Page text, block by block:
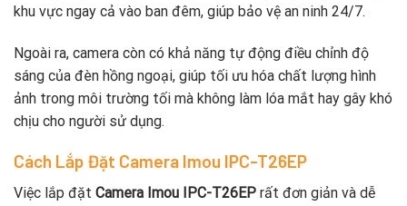
khu vực ngay cả vào ban đêm, giúp bảo vệ an ninh 24/7.
Ngoài ra, camera còn có khả năng tự động điều chỉnh độ
sáng của đèn hồng ngoại, giúp tối ưu hóa chất lượng hình
ảnh trong môi trường tối mà không làm lóa mắt hay gây khó
chịu cho người sử dụng.
Cách Lắp Đặt Camera Imou IPC-T26EP
Việc lắp đặt Camera Imou IPC-T26EP rất đơn giản và dễ